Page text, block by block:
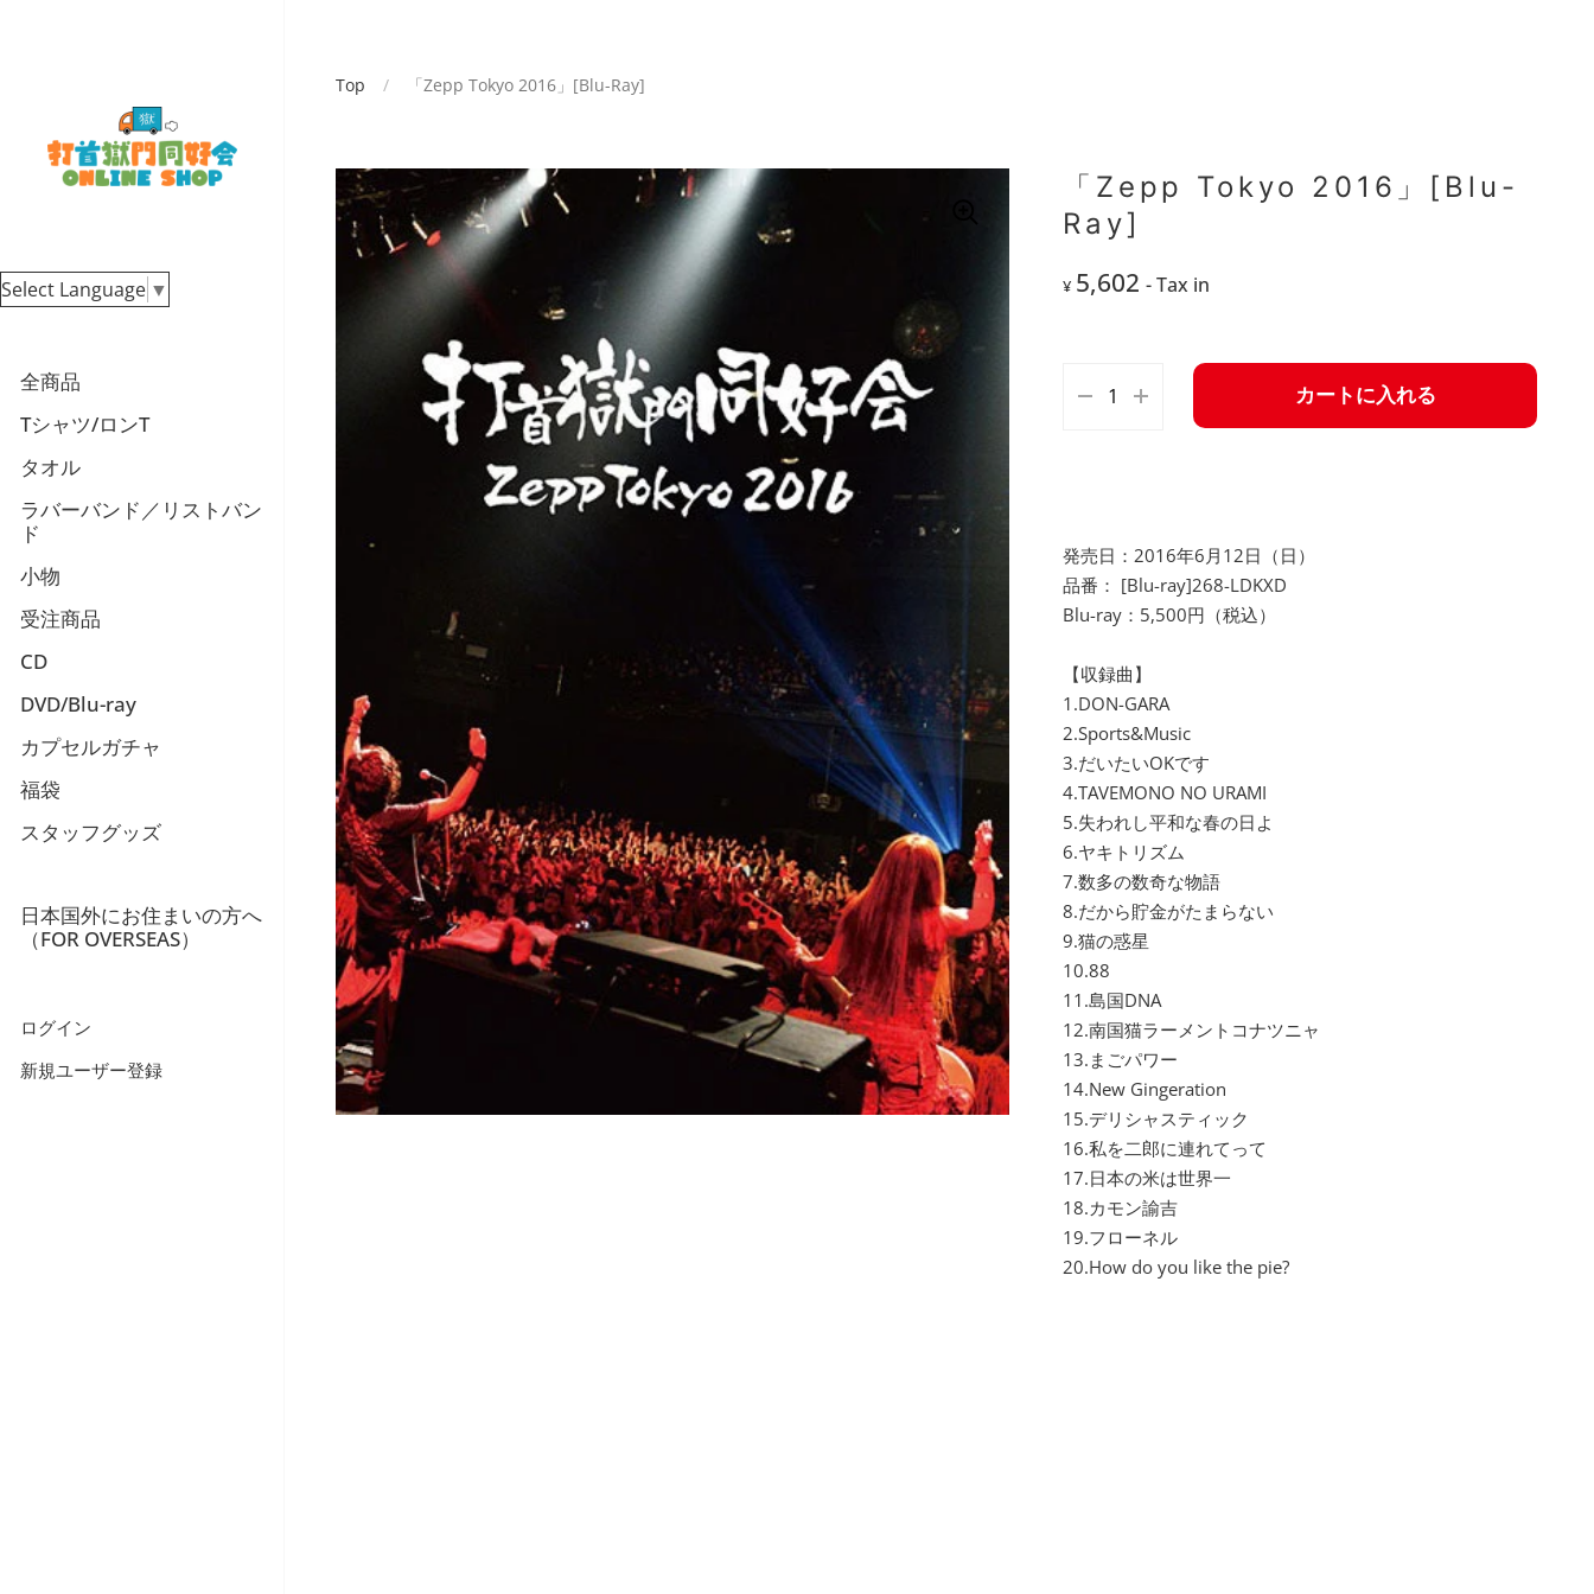
Select Language ▼
全商品
Tシャツ/ロンT
タオル
ラバーバンド／リストバン
ド
小物
受注商品
CD
DVD/Blu-ray
カプセルガチャ
福袋
スタッフグッズ
日本国外にお住まいの方へ
（FOR OVERSEAS）
ログイン
新規ユーザー登録
Top / 「Zepp Tokyo 2016」[Blu-Ray]
「Zepp Tokyo 2016」[Blu-
Ray]
¥ 5,602 - Tax in
カートに入れる
発売日：2016年6月12日（日）
品番： [Blu-ray]268-LDKXD
Blu-ray：5,500円（税込）
【収録曲】
1.DON-GARA
2.Sports&Music
3.だいたいOKです
4.TAVEMONO NO URAMI
5.失われし平和な春の日よ
6.ヤキトリズム
7.数多の数奇な物語
8.だから貯金がたまらない
9.猫の惑星
10.88
11.島国DNA
12.南国猫ラーメントコナツニャ
13.まごパワー
14.New Gingeration
15.デリシャスティック
16.私を二郎に連れてって
17.日本の米は世界一
18.カモン諭吉
19.フローネル
20.How do you like the pie?